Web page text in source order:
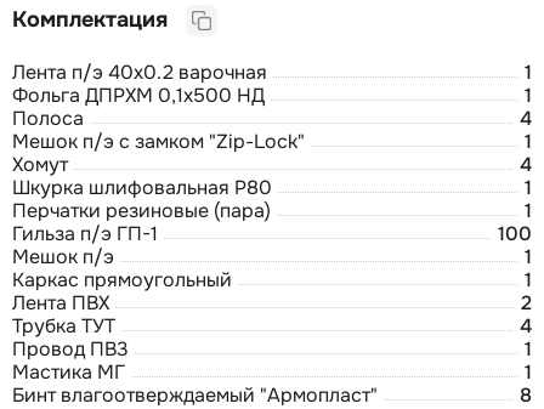
Комплектация
Лента п/э 40х0.2 варочная
1
Фольга ДПРХМ 0,1х500 НД
1
Полоса
4
Мешок п/э с замком "Zip-Lock"
1
Хомут
4
Шкурка шлифовальная Р80
1
Перчатки резиновые (пара)
1
Гильза п/э ГП-1
100
Мешок п/э
1
Каркас прямоугольный
1
Лента ПВХ
2
Трубка ТУТ
4
Провод ПВ3
1
Мастика МГ
1
Бинт влагоотверждаемый "Армопласт"
8